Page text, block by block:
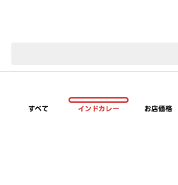
すべて インドカレー お店価格